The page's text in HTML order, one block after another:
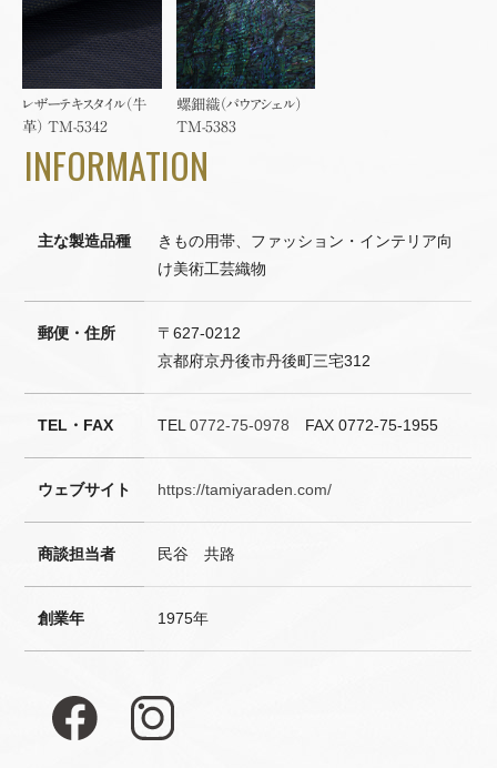
レザーテキスタイル（牛
革） TM-5342
螺鈿織（パウアシェル）
TM-5383
INFORMATION
主な製造品種
きもの用帯、ファッション・インテリア向
け美術工芸織物
郵便・住所
〒627-0212
京都府京丹後市丹後町三宅312
TEL・FAX TEL0772-75-0978 FAX 0772-75-1955
ウェブサイト https://tamiyaraden.com/
商談担当者 民谷 共路
創業年 1975年